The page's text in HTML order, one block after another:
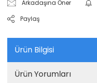
Arkadaşına Öner
Paylaş
Ürün Bilgisi
Ürün Yorumları